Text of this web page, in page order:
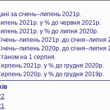
за січень–липень 2021р.
2021р. у % до червня 2021р.
2021р. у % до липня 2020р.
2021р. до січня–липня
2020р. до січня–липня
на 1 серпня.
2021р. у % до грудня 2020р.
2020р. у % до грудня 2019р.